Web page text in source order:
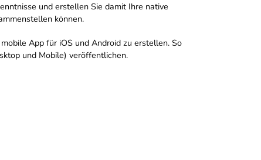
und erstellen Sie damit Ihre native
können.
App für iOS und Android zu erstellen. So
und Mobile) veröffentlichen.